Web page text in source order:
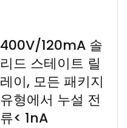
400V/120mA 솔
리드 스테이트 릴
레이, 모든 패키지
유형에서 누설 전
류< 1nA